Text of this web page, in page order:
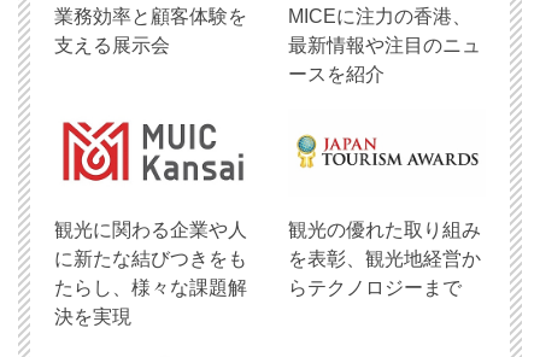
業務効率と顧客体験を
支える展示会
MICEに注力の香港、
最新情報や注目のニュ
ースを紹介
観光に関わる企業や人
に新たな結びつきをも
たらし、様々な課題解
決を実現
観光の優れた取り組み
を表彰、観光地経営か
らテクノロジーまで